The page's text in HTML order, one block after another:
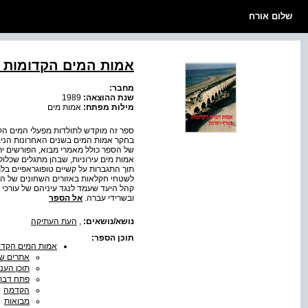
שלום אורח
אמות המים
מחבר:
שנת ההוצאה:
מילות מפתח: אמות מים
ספר זה מוקדש לתולדות מפעלי המים
בחקר אמות המים בשנים האחרונות
של הספר כולל מאמרי מבוא, הפורשים
אמות מים עירוניות, שבהן מתגלים
תוך התגברות על קשיים טופוגראפיים
לשטחי חקלאות באזורים השחונים של
קהל היעד שעמד לנגד עיניהם של עורכי
ובשרידי עברה. אל הספר
נושא/נושאים:
העת העתיקה
תוכן הספר:
אמות המים
אתרים
תוכן
פתח
הקדמה
מבואות